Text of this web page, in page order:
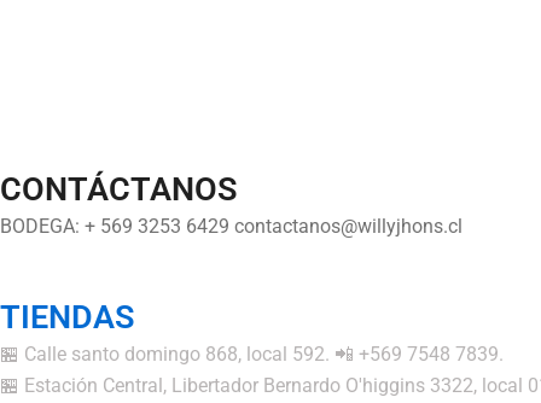
CONTÁCTANOS
BODEGA: + 569 3253 6429 contactanos@willyjhons.cl
TIENDAS
🏪 Calle santo domingo 868, local 592. 📲 +569 7548 7839.
🏪 Estación Central, Libertador Bernardo O'higgins 3322, local